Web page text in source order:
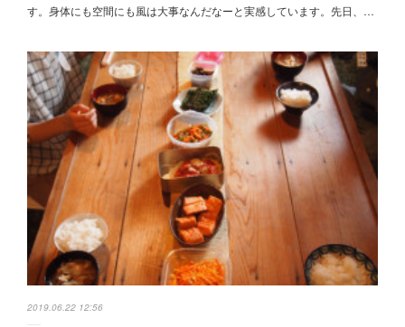
す。身体にも空間にも風は大事なんだなーと実感しています。先日、…
2019.06.22 12:56